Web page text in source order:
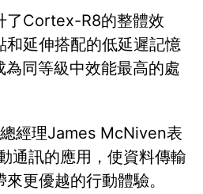
了Cortex-R8的整體效
和延伸搭配的低延遲記憶
同等級中效能最高的處
經理James McNiven表
通訊的應用，使資料傳輸
更優越的行動體驗。